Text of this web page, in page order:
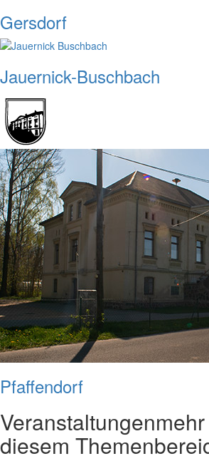
Gersdorf
Jauernick-Buschbach
Pfaffendorf
Veranstaltungen
diesem